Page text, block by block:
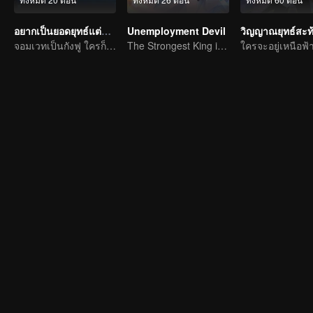
อยากเป็นยอดยุทธ์แต่ดันเป็นจอมเวทแทน
จอมเวทเป็นกังฟู ใครก็ต้านไม่อยู่
Unemployment Devil
The Strongest King in the Demon World Suddenly Gets Laid Off?
วิญญาณยุทธ์สะ